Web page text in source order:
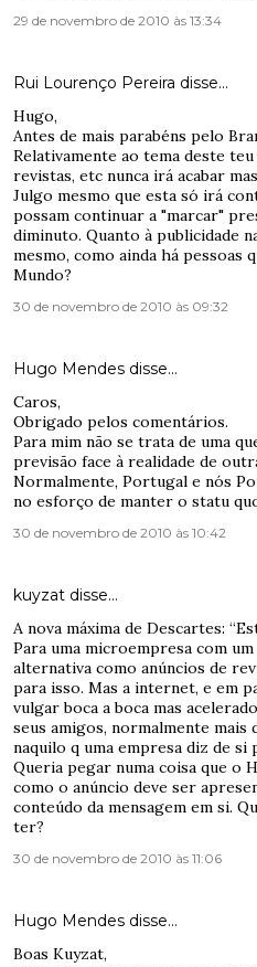
29 de novembro de 2010 às 13:34
Rui Lourenço Pereira disse…
Hugo,
Antes de mais parabéns pelo
Relativamente ao tema deste
revistas, etc nunca irá acabar
Julgo mesmo que esta só irá
possam continuar a "marcar"
diminuto. Quanto à publicidade
mesmo, como ainda há pessoas
Mundo?
30 de novembro de 2010 às 09:32
Hugo Mendes disse…
Caros,
Obrigado pelos comentários.
Para mim não se trata de uma
previsão face à realidade de
Normalmente, Portugal e nós
no esforço de manter o statu
30 de novembro de 2010 às 10:42
kuyzat disse…
A nova máxima de Descartes:
Para uma microempresa com
alternativa como anúncios de
para isso. Mas a internet, e em
vulgar boca a boca mas
seus amigos, normalmente mais
naquilo q uma empresa diz de si
Queria pegar numa coisa que o
como o anúncio deve ser
conteúdo da mensagem em si.
ter?
30 de novembro de 2010 às 11:06
Hugo Mendes disse…
Boas Kuyzat,